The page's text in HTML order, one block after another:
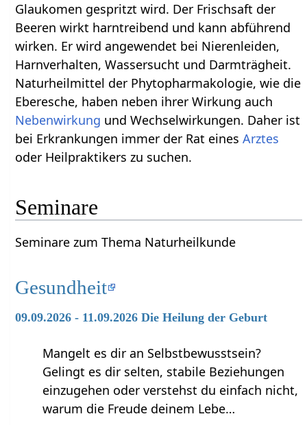
Glaukomen gespritzt wird. Der Frischsaft der
Beeren wirkt harntreibend und kann abführend
wirken. Er wird angewendet bei Nierenleiden,
Harnverhalten, Wassersucht und Darmträgheit.
Naturheilmittel der Phytopharmakologie, wie die
Eberesche, haben neben ihrer Wirkung auch
Nebenwirkung und Wechselwirkungen. Daher ist
bei Erkrankungen immer der Rat einesArztes
oder Heilpraktikers zu suchen.
Seminare
Seminare zum Thema Naturheilkunde
Gesundheit
09.09.2026 - 11.09.2026 Die Heilung der Geburt
Mangelt es dir an Selbstbewusstsein?
Gelingt es dir selten, stabile Beziehungen
einzugehen oder verstehst du einfach nicht,
warum die Freude deinem Lebe…